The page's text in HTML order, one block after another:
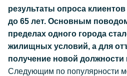
результаты опроса
до 65 лет. Основным
пределах одного города
жилищных условий, а для
получение новой
Следующим по популярности